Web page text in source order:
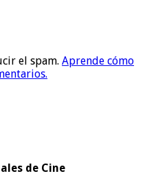
el spam. Aprende cómo
de Cine